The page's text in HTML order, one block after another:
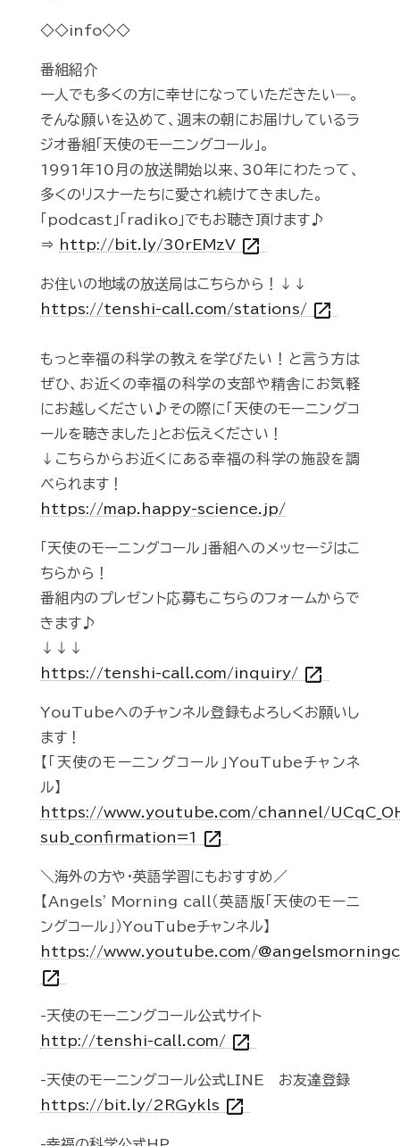
◇◇info◇◇
番組紹介
一人でも多くの方に幸せになっていただきたい―。
そんな願いを込めて、週末の朝にお届けしているラ
ジオ番組「天使のモーニングコール」。
1991年10月の放送開始以来、30年にわたって、
多くのリスナーたちに愛され続けてきました。
「podcast」「radiko」でもお聴き頂けます♪
⇒
http://bit.ly/30rEMzV open_in_new
お住いの地域の放送局はこちらから！↓↓
https://tenshi-call.com/stations/ open_in_new
もっと幸福の科学の教えを学びたい！と言う方は
ぜひ、お近くの幸福の科学の支部や精舎にお気軽
にお越しください♪その際に「天使のモーニングコ
ールを聴きました」とお伝えください！
↓こちらからお近くにある幸福の科学の施設を調
べられます！
https://map.happy-science.jp/
「天使のモーニングコール」番組へのメッセージはこ
ちらから！
番組内のプレゼント応募もこちらのフォームからで
きます♪
↓↓↓
https://tenshi-call.com/inquiry/ open_in_new
YouTubeへのチャンネル登録もよろしくお願いし
ます！
【「天使のモーニングコール」YouTubeチャンネ
ル】
https://www.youtube.com/channel/
sub_confirmation=1 open_in_new
＼海外の方や・英語学習にもおすすめ／
【Angels' Morning call（英語版「天使のモーニ
ングコール」）YouTubeチャンネル】
https://www.youtube.com/
open_in_new
-天使のモーニングコール公式サイト
http://tenshi-call.com/ open_in_new
-天使のモーニングコール公式LINE お友達登録
https://bit.ly/2RGykls open_in_new